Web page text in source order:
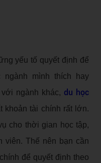
yếu tố quyết định để
mình thích hay
ngành khác, du học
khoản tài chính rất lớn.
cho thời gian học tập,
Thế nên bạn cần
để quyết định theo